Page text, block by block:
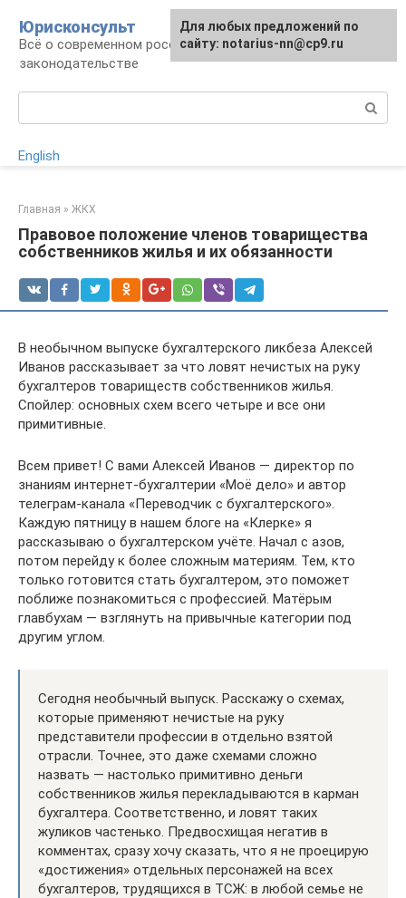
контенту
Юрисконсульт
Всё о современном российском
законодательстве
English
Главная » ЖКХ
Правовое положение членов товарищества
собственников жилья и их обязанности
В необычном выпуске бухгалтерского ликбеза Алексей
Иванов рассказывает за что ловят нечистых на руку
бухгалтеров товариществ собственников жилья.
Спойлер: основных схем всего четыре и все они
примитивные.
Всем привет! С вами Алексей Иванов — директор по
знаниям интернет-бухгалтерии «Моё дело» и автор
телеграм-канала «Переводчик с бухгалтерского».
Каждую пятницу в нашем блоге на «Клерке» я
рассказываю о бухгалтерском учёте. Начал с азов,
потом перейду к более сложным материям. Тем, кто
только готовится стать бухгалтером, это поможет
поближе познакомиться с профессией. Матёрым
главбухам — взглянуть на привычные категории под
другим углом.
Сегодня необычный выпуск. Расскажу о схемах,
которые применяют нечистые на руку
представители профессии в отдельно взятой
отрасли. Точнее, это даже схемами сложно
назвать — настолько примитивно деньги
собственников жилья перекладываются в карман
бухгалтера. Соответственно, и ловят таких
жуликов частенько. Предвосхищая негатив в
комментах, сразу хочу сказать, что я не проецирую
«достижения» отдельных персонажей на всех
бухгалтеров, трудящихся в ТСЖ: в любой семье не
Для любых предложений по
сайту: notarius-nn@cp9.ru